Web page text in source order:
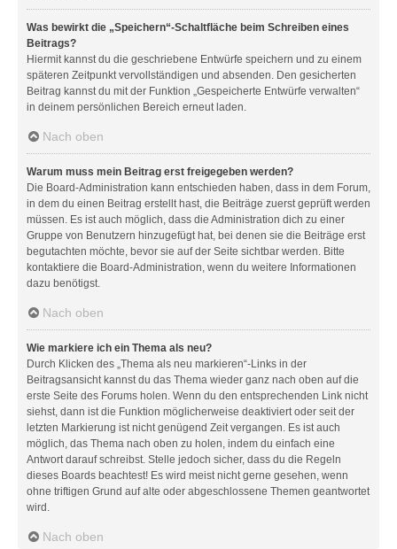
Was bewirkt die „Speichern“-Schaltfläche beim Schreiben eines
Beitrags?
Hiermit kannst du die geschriebene Entwürfe speichern und zu einem
späteren Zeitpunkt vervollständigen und absenden. Den gesicherten
Beitrag kannst du mit der Funktion „Gespeicherte Entwürfe verwalten“
in deinem persönlichen Bereich erneut laden.
Nach oben
Warum muss mein Beitrag erst freigegeben werden?
Die Board-Administration kann entschieden haben, dass in dem Forum,
in dem du einen Beitrag erstellt hast, die Beiträge zuerst geprüft werden
müssen. Es ist auch möglich, dass die Administration dich zu einer
Gruppe von Benutzern hinzugefügt hat, bei denen sie die Beiträge erst
begutachten möchte, bevor sie auf der Seite sichtbar werden. Bitte
kontaktiere die Board-Administration, wenn du weitere Informationen
dazu benötigst.
Nach oben
Wie markiere ich ein Thema als neu?
Durch Klicken des „Thema als neu markieren“-Links in der
Beitragsansicht kannst du das Thema wieder ganz nach oben auf die
erste Seite des Forums holen. Wenn du den entsprechenden Link nicht
siehst, dann ist die Funktion möglicherweise deaktiviert oder seit der
letzten Markierung ist nicht genügend Zeit vergangen. Es ist auch
möglich, das Thema nach oben zu holen, indem du einfach eine
Antwort darauf schreibst. Stelle jedoch sicher, dass du die Regeln
dieses Boards beachtest! Es wird meist nicht gerne gesehen, wenn
ohne triftigen Grund auf alte oder abgeschlossene Themen geantwortet
wird.
Nach oben